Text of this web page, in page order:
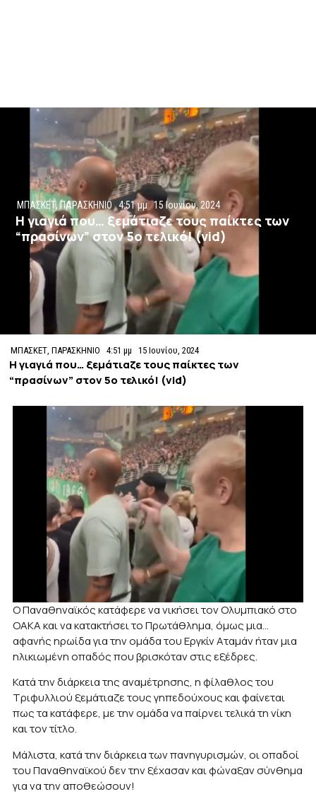
ΜΠΑΣΚΕΤ,ΠΑΡΑΣΚΗΝΙΟ 4:51 μμ 15 Ιουνίου, 2024
Η γιαγιά που… ξεμάτιαζε τους παίκτες των
“πρασίνων” στον 5ο τελικό! (vid)
ΜΠΑΣΚΕΤ ,ΠΑΡΑΣΚΗΝΙΟ 4:51 μμ 15 Ιουνίου, 2024
Η γιαγιά που… ξεμάτιαζε τους παίκτες των
“πρασίνων” στον 5ο τελικό! (vid)
Ο Παναθηναϊκός κατάφερε να νικήσει τον Ολυμπιακό στο
ΟΑΚΑ και να κατακτήσει το Πρωτάθλημα, όμως μια…
αφανής ηρωίδα για την ομάδα του Εργκίν Αταμάν ήταν μια
ηλικιωμένη οπαδός που βρισκόταν στις εξέδρες.
Κατά την διάρκεια της αναμέτρησης, η φίλαθλος του
Τριφυλλιού ξεμάτιαζε τους γηπεδούχους και φαίνεται
πως τα κατάφερε, με την ομάδα να παίρνει τελικά τη νίκη
και τον τίτλο.
Μάλιστα, κατά την διάρκεια των πανηγυρισμών, οι οπαδοί
του Παναθηναϊκού δεν την ξέχασαν και φώναξαν σύνθημα
για να την αποθεώσουν!